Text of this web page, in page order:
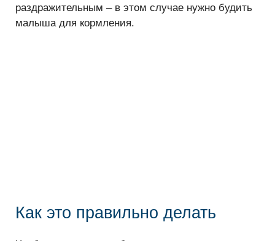
раздражительным – в этом случае нужно будить
малыша для кормления.
Как это правильно делать